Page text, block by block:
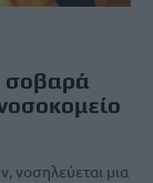
σοβαρά
νοσηλεύεται μια